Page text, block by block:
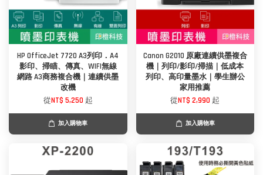
HP OfficeJet 7720 A3列印．A4
影印、掃瞄、傳真、WIFI無線
網路 A3商務複合機｜連續供墨
改機
從NT$ 5,250 起
加入購物車
Canon G2010 原廠連續供墨複合
機｜列印/影印/掃描｜低成本
列印、高印量墨水｜學生辦公
家用推薦
從NT$ 2,990 起
加入購物車